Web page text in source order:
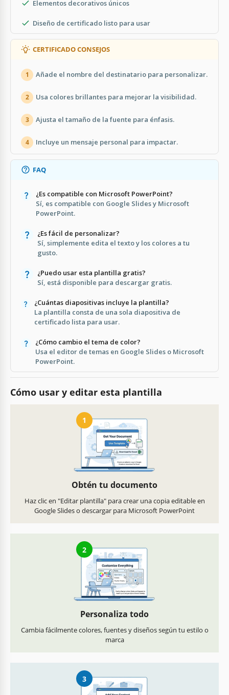
Elementos decorativos únicos
Diseño de certificado listo para usar
CERTIFICADO CONSEJOS
1 Añade el nombre del destinatario para personalizar.
2 Usa colores brillantes para mejorar la visibilidad.
3 Ajusta el tamaño de la fuente para énfasis.
4 Incluye un mensaje personal para impactar.
FAQ
¿Es compatible con Microsoft PowerPoint?
Sí, es compatible con Google Slides y Microsoft
PowerPoint.
¿Es fácil de personalizar?
Sí, simplemente edita el texto y los colores a tu
gusto.
¿Puedo usar esta plantilla gratis?
Sí, está disponible para descargar gratis.
¿Cuántas diapositivas incluye la plantilla?
La plantilla consta de una sola diapositiva de
certificado lista para usar.
¿Cómo cambio el tema de color?
Usa el editor de temas en Google Slides o Microsoft
PowerPoint.
Cómo usar y editar esta plantilla
1
Obtén tu documento
Haz clic en "Editar plantilla" para crear una copia editable en
Google Slides o descargar para Microsoft PowerPoint
2
Personaliza todo
Cambia fácilmente colores, fuentes y diseños según tu estilo o
marca
3